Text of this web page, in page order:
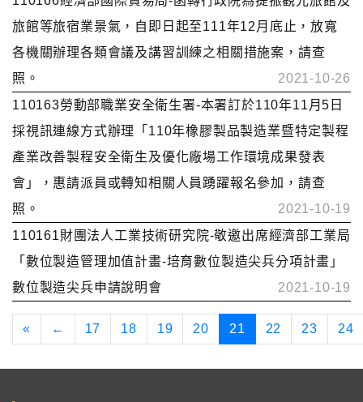
旅館等旅宿業景氣，自即日起至111年12月底止，放寬
各機關辦理各類會議及講習訓練之相關措施案，請查
照。
2021-10-26
110163勞動部職業安全衛生署-本署訂於110年11月5日
採視訊連線方式辦理「110年橡膠製品製造業暨特定製程
產業改善製程安全衛生及優化廠場工作環境成果發表
會」，惠請派員或轉知相關人員踴躍報名參加，請查
照。
2021-10-19
110161財團法人工業技術研究院-敬邀出席經濟部工業局
「數位製造管理加值計畫-培育數位製造尖兵分項計畫」
數位製造尖兵申請說明會
2021-10-19
« ← 17 18 19 20 21 22 23 24